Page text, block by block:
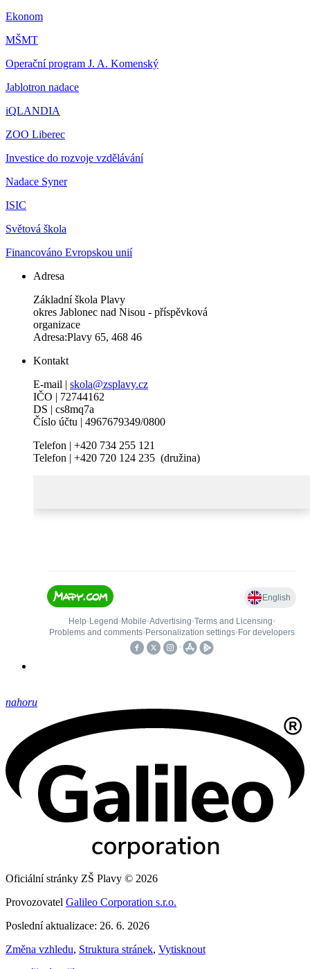
Ekonom
MŠMT
Operační program J. A. Komenský
Jablotron nadace
iQLANDIA
ZOO Liberec
Investice do rozvoje vzdělávání
Nadace Syner
ISIC
Světová škola
Financováno Evropskou unií
Adresa
Základní škola Plavy
okres Jablonec nad Nisou - příspěvková
organizace
Adresa:Plavy 65, 468 46
Kontakt
E-mail | skola@zsplavy.cz
IČO | 72744162
DS | cs8mq7a
Číslo účtu | 4967679349/0800
Telefon | +420 734 255 121
Telefon | +420 720 124 235 (družina)
nahoru
Oficiální stránky ZŠ Plavy © 2026
Provozovatel Galileo Corporation s.r.o.
Poslední aktualizace: 26. 6. 2026
Změna vzhledu, Struktura stránek, Vytisknout